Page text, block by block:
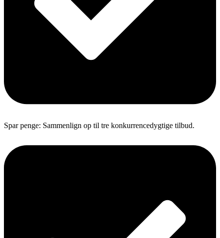
Spar penge: Sammenlign op til tre konkurrencedygtige tilbud.